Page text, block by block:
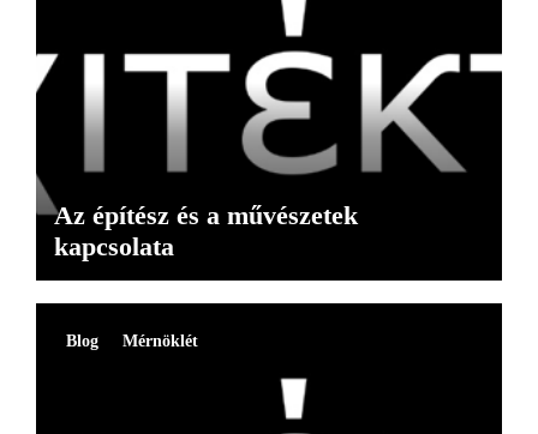
Az építész és a művészetek
kapcsolata
Blog Mérnöklét